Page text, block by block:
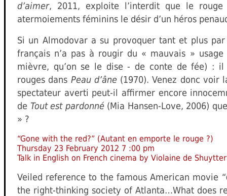
d’aimer, 2011, exploite l’interdit que le
atermoiements féminins le désir d’un héros
Si un Almodovar a su provoquer tant et plus
français n’a pas à rougir du « mauvais »
mièvre, qu’on se le dise - de conte de fée) :
rouges dans Peau d’âne(1970). Venez donc voir
spectateur averti peut-il affirmer encore
de Tout est pardonné(Mia Hansen-Love, 2006)
» ?
“Gone with the red?” (Autant en emporte le rouge ?)
Thursday 23 February 2012 7 :00 pm
Talk in English on French cinema by Violaine de Shuytter
Veiled reference to the famous American movie “
the right-thinking society of Atlanta…What does